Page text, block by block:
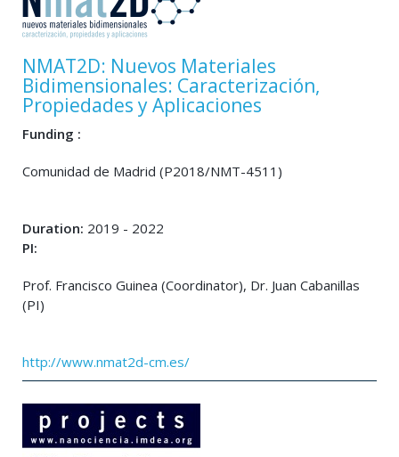
NMAT2D: Nuevos Materiales
Bidimensionales: Caracterización,
Propiedades y Aplicaciones
Funding :
Comunidad de Madrid (P2018/NMT-4511)
Duration: 2019 - 2022
PI:
Prof. Francisco Guinea (Coordinator), Dr. Juan Cabanillas
(PI)
http://www.nmat2d-cm.es/